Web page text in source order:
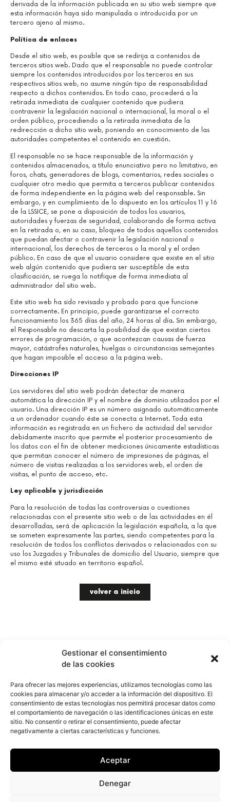
Gestionar el consentimiento
de las cookies
Para ofrecer las mejores experiencias, utilizamos tecnologías como las
cookies para almacenar y/o acceder a la información del dispositivo. El
consentimiento de estas tecnologías nos permitirá procesar datos como
el comportamiento de navegación o las identificaciones únicas en este
sitio. No consentir o retirar el consentimiento, puede afectar
negativamente a ciertas características y funciones.
Aceptar
Denegar
derivada de la información publicada en su sitio web siempre que
esta información haya sido manipulada o introducida por un
tercero ajeno al mismo.
Política de enlaces
Desde el sitio web, es posible que se redirija a contenidos de
terceros sitios web. Dado que el responsable no puede controlar
siempre los contenidos introducidos por los terceros en sus
respectivos sitios web, no asume ningún tipo de responsabilidad
respecto a dichos contenidos. En todo caso, procederá a la
retirada inmediata de cualquier contenido que pudiera
contravenir la legislación nacional o internacional, la moral o el
orden público, procediendo a la retirada inmediata de la
redirección a dicho sitio web, poniendo en conocimiento de las
autoridades competentes el contenido en cuestión.
El responsable no se hace responsable de la información y
contenidos almacenados, a título enunciativo pero no limitativo, en
foros, chats, generadores de blogs, comentarios, redes sociales o
cualquier otro medio que permita a terceros publicar contenidos
de forma independiente en la página web del responsable. Sin
embargo, y en cumplimiento de lo dispuesto en los artículos 11 y 16
de la LSSICE, se pone a disposición de todos los usuarios,
autoridades y fuerzas de seguridad, colaborando de forma activa
en la retirada o, en su caso, bloqueo de todos aquellos contenidos
que puedan afectar o contravenir la legislación nacional o
internacional, los derechos de terceros o la moral y el orden
público. En caso de que el usuario considere que existe en el sitio
web algún contenido que pudiera ser susceptible de esta
clasificación, se ruega lo notifique de forma inmediata al
administrador del sitio web.
Este sitio web ha sido revisado y probado para que funcione
correctamente. En principio, puede garantizarse el correcto
funcionamiento los 365 días del año, 24 horas al día. Sin embargo,
el Responsable no descarta la posibilidad de que existan ciertos
errores de programación, o que acontezcan causas de fuerza
mayor, catástrofes naturales, huelgas o circunstancias semejantes
que hagan imposible el acceso a la página web.
Direcciones IP
Los servidores del sitio web podrán detectar de manera
automática la dirección IP y el nombre de dominio utilizados por el
usuario. Una dirección IP es un número asignado automáticamente
a un ordenador cuando éste se conecta a Internet. Toda esta
información es registrada en un fichero de actividad del servidor
debidamente inscrito que permite el posterior procesamiento de
los datos con el fin de obtener mediciones únicamente estadísticas
que permitan conocer el número de impresiones de páginas, el
número de visitas realizadas a los servidores web, el orden de
visitas, el punto de acceso, etc.
Ley aplicable y jurisdicción
Para la resolución de todas las controversias o cuestiones
relacionadas con el presente sitio web o de las actividades en él
desarrolladas, será de aplicación la legislación española, a la que
se someten expresamente las partes, siendo competentes para la
resolución de todos los conflictos derivados o relacionados con su
uso los Juzgados y Tribunales de domicilio del Usuario, siempre que
el mismo esté situado en territorio español.
volver a inicio
info@paralela.es
PARALELA TALLER CREATIVO
C. Andalucía, s/n
04800 Albox, Almería
t. +34 629 07 21 22